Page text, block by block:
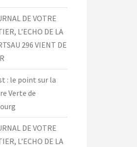
DE VOTRE
L’ECHO DE LA
296 VIENT DE
: le point sur la
Verte de
DE VOTRE
L’ECHO DE LA